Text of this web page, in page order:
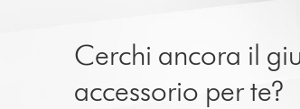
Cerchi ancora il
accessorio per te?